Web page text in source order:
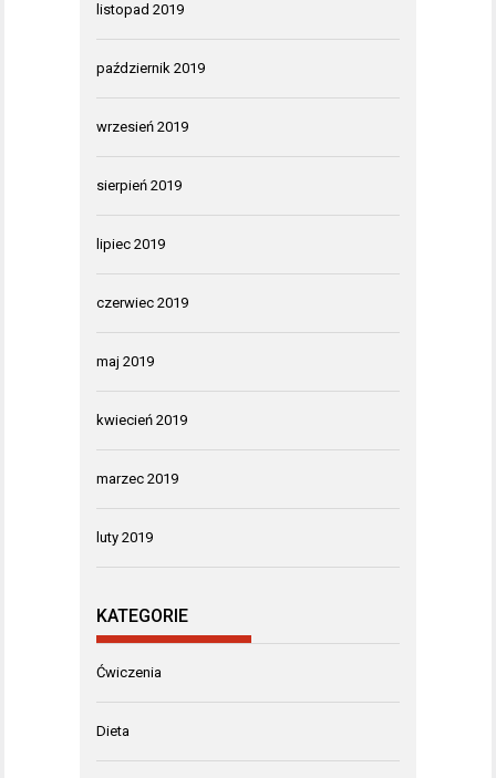
listopad 2019
październik 2019
wrzesień 2019
sierpień 2019
lipiec 2019
czerwiec 2019
maj 2019
kwiecień 2019
marzec 2019
luty 2019
KATEGORIE
Ćwiczenia
Dieta